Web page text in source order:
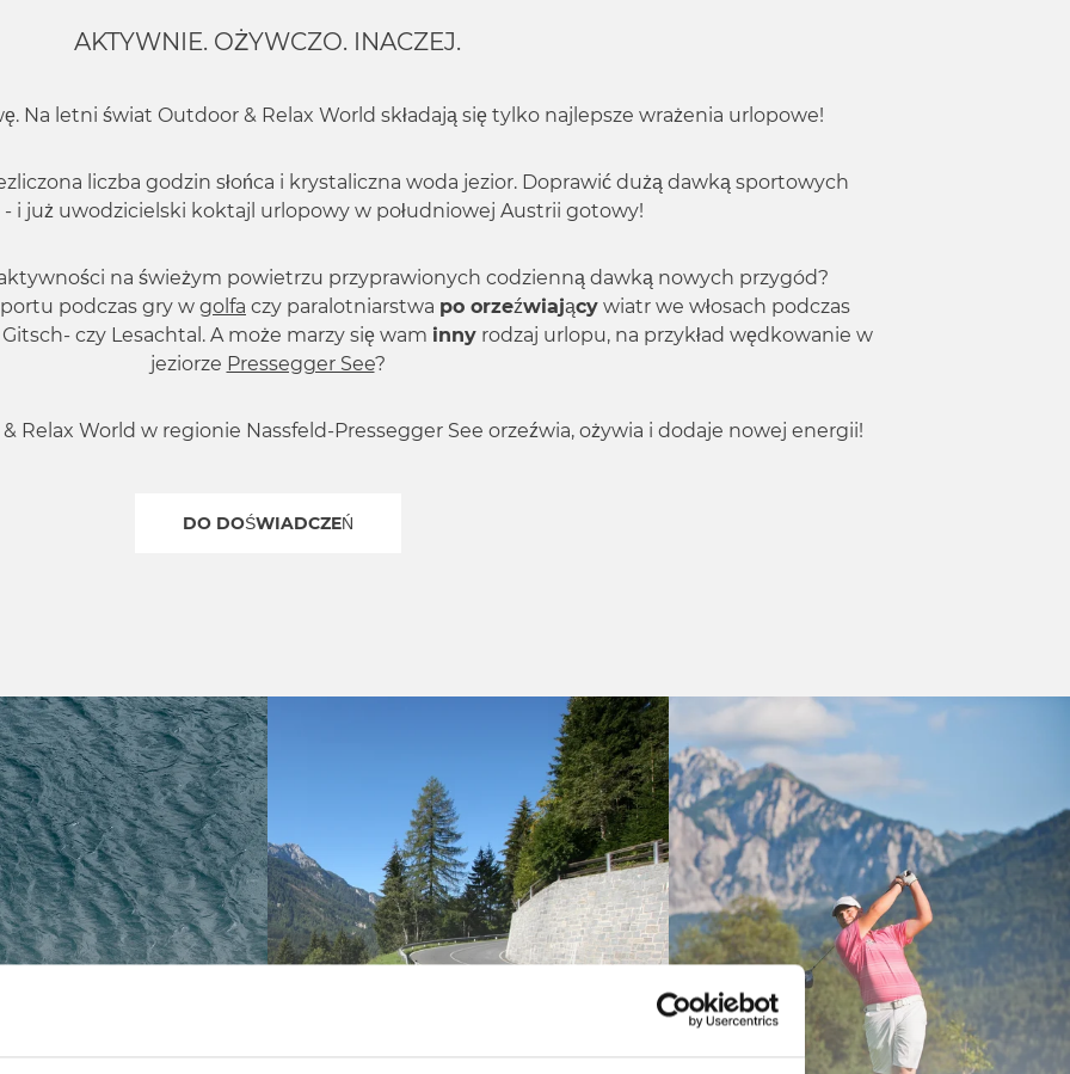
AKTYWNIE. OŻYWCZO. INACZEJ.
Na letni świat Outdoor & Relax World składają się tylko najlepsze wrażenia urlopowe!
liczba godzin słońca i krystaliczna woda jezior. Doprawić dużą dawką sportowych
i już uwodzicielski koktajl urlopowy w południowej Austrii gotowy!
na świeżym powietrzu przyprawionych codzienną dawką nowych przygód?
podczas gry w golfa czy paralotniarstwa po orzeźwiający wiatr we włosach podczas
czy Lesachtal. A może marzy się wam innyrodzaj urlopu, na przykład wędkowanie w
jeziorze Pressegger See?
Relax World w regionie Nassfeld-Pressegger See orzeźwia, ożywia i dodaje nowej energii!
DO DOŚWIADCZEŃ